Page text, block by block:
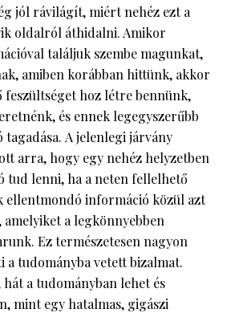
jól rávilágít, miért nehéz ezt a
oldalról áthidalni. Amikor
találjuk szembe magunkat,
amiben korábban hittünk, akkor
feszültséget hoz létre bennünk,
és ennek legegyszerűbb
A jelenlegi járvány
arra, hogy egy nehéz helyzetben
tud lenni, ha a neten fellelhető
ellentmondó információ közül azt
a legkönnyebben
Ez természetesen nagyon
tudományba vetett bizalmat.
a tudományban lehet és
mint egy hatalmas, gigászi